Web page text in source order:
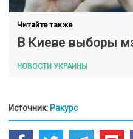
Читайте также
В Киеве выборы
НОВОСТИ УКРАИНЫ
Источник: Ракурс